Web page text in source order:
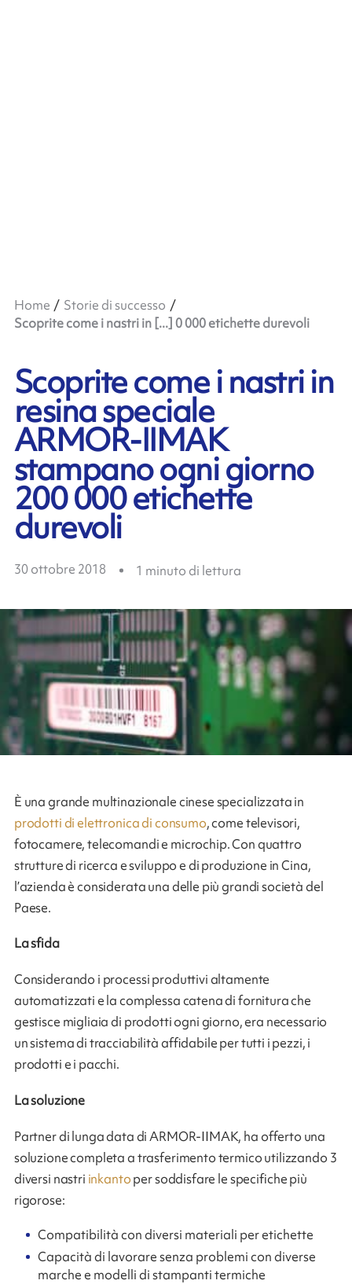
Home
Storie di successo
Scoprite come i nastri in [...] 0 000 etichette durevoli
Scoprite come i nastri in
resina speciale
ARMOR-IIMAK
stampano ogni giorno
200 000 etichette
durevoli
30 ottobre 2018 1 minuto di lettura
È una grande multinazionale cinese specializzata in
prodotti di elettronica di consumo, come televisori,
fotocamere, telecomandi e microchip. Con quattro
strutture di ricerca e sviluppo e di produzione in Cina,
l’azienda è considerata una delle più grandi società del
Paese.
La sfida
Considerando i processi produttivi altamente
automatizzati e la complessa catena di fornitura che
gestisce migliaia di prodotti ogni giorno, era necessario
un sistema di tracciabilità affidabile per tutti i pezzi, i
prodotti e i pacchi.
La soluzione
Partner di lunga data di ARMOR-IIMAK, ha offerto una
soluzione completa a trasferimento termico utilizzando 3
diversi nastri inkantoper soddisfare le specifiche più
rigorose:
Compatibilità con diversi materiali per etichette
Capacità di lavorare senza problemi con diverse
marche e modelli di stampanti termiche